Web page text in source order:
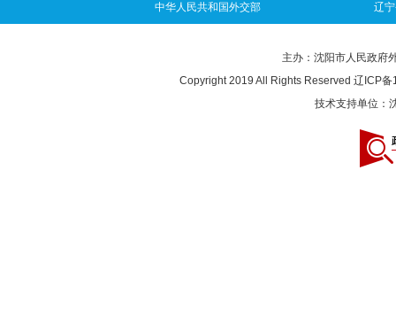
中华人民共和国外交部 辽
主办：沈阳市人民政府
Copyright 2019 All Rights Reserved 辽ICP备
技术支持单位：